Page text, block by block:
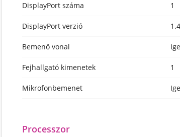
DisplayPort száma 1
DisplayPort verzió 1.4
Bemenő vonal
Fejhallgató kimenetek 1
Mikrofonbemenet
Processzor